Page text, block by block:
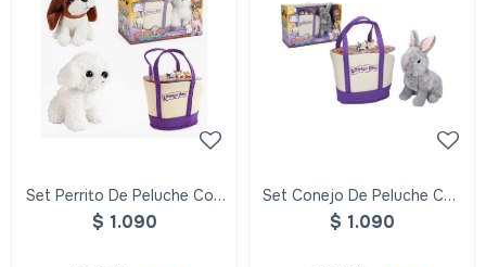
Set Perrito De Peluche Con
Bolso De Paseo
$ 1.090
Set Conejo De Peluche Con
Bolso De Paseo
$ 1.090